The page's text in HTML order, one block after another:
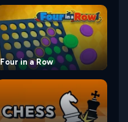
Four in a Row